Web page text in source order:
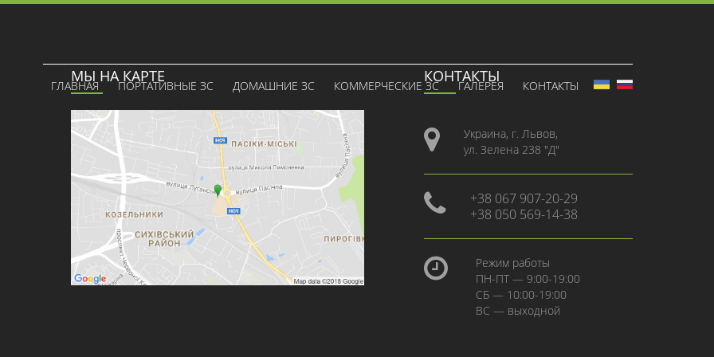
ГЛАВНАЯ ПОРТАТИВНЫЕ ЗС ДОМАШНИЕ ЗС КОММЕРЧЕСКИЕ ЗС ГАЛЕРЕЯ КОНТАКТЫ
МЫ НА КАРТЕ КОНТАКТЫ
Украина, г. Львов,
ул. Зелена 238 "Д"
+38 067 907-20-29
+38 050 569-14-38
Режим работы
ПН-ПТ — 9:00-19:00
СБ — 10:00-19:00
ВС — выходной